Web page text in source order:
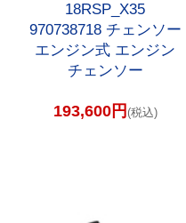
18RSP_X35
970738718 チェンソー
エンジン式 エンジン
チェンソー
193,600円 (税込)